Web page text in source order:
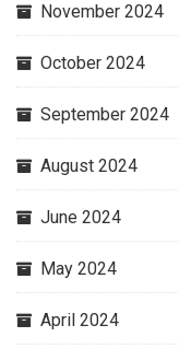
November 2024
October 2024
September 2024
August 2024
June 2024
May 2024
April 2024